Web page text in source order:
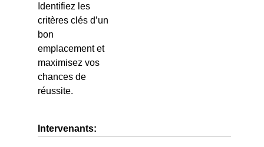
Identifiez les
critères clés d’un
bon
emplacement et
maximisez vos
chances de
réussite.
Intervenants: